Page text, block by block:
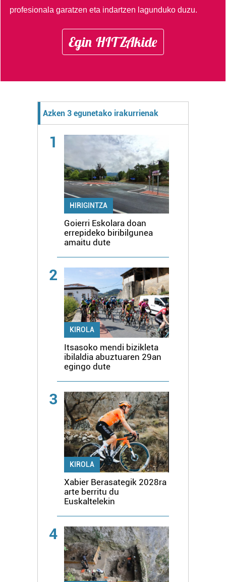
profesionala garatzen eta indartzen lagunduko duzu.
Egin HITZAkide
Azken 3 egunetako irakurrienak
1
HIRIGINTZA
Goierri Eskolara doan
errepideko biribilgunea
amaitu dute
2
KIROLA
Itsasoko mendi bizikleta
ibilaldia abuztuaren 29an
egingo dute
3
KIROLA
Xabier Berasategik 2028ra
arte berritu du
Euskaltelekin
4